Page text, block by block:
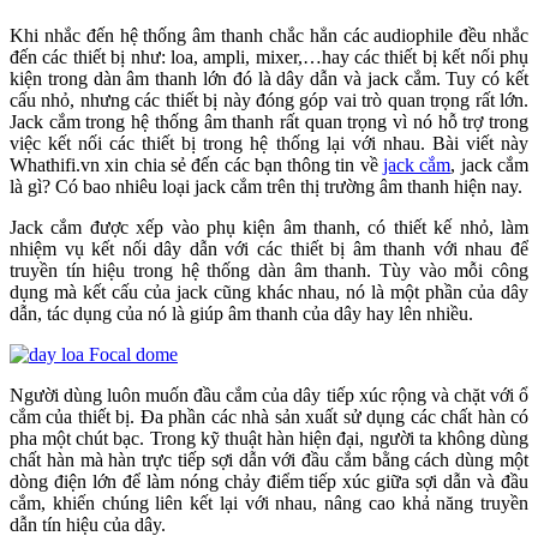
Khi nhắc đến hệ thống âm thanh chắc hẳn các audiophile đều nhắc
đến các thiết bị như: loa, ampli, mixer,…hay các thiết bị kết nối phụ
kiện trong dàn âm thanh lớn đó là dây dẫn và jack cắm. Tuy có kết
cấu nhỏ, nhưng các thiết bị này đóng góp vai trò quan trọng rất lớn.
Jack cắm trong hệ thống âm thanh rất quan trọng vì nó hỗ trợ trong
việc kết nối các thiết bị trong hệ thống lại với nhau. Bài viết này
Whathifi.vn xin chia sẻ đến các bạn thông tin vềjack cắm, jack cắm
là gì? Có bao nhiêu loại jack cắm trên thị trường âm thanh hiện nay.
Jack cắm được xếp vào phụ kiện âm thanh, có thiết kế nhỏ, làm
nhiệm vụ kết nối dây dẫn với các thiết bị âm thanh với nhau để
truyền tín hiệu trong hệ thống dàn âm thanh. Tùy vào mỗi công
dụng mà kết cấu của jack cũng khác nhau, nó là một phần của dây
dẫn, tác dụng của nó là giúp âm thanh của dây hay lên nhiều.
Người dùng luôn muốn đầu cắm của dây tiếp xúc rộng và chặt với ổ
cắm của thiết bị. Đa phần các nhà sản xuất sử dụng các chất hàn có
pha một chút bạc. Trong kỹ thuật hàn hiện đại, người ta không dùng
chất hàn mà hàn trực tiếp sợi dẫn với đầu cắm bằng cách dùng một
dòng điện lớn để làm nóng chảy điểm tiếp xúc giữa sợi dẫn và đầu
cắm, khiến chúng liên kết lại với nhau, nâng cao khả năng truyền
dẫn tín hiệu của dây.